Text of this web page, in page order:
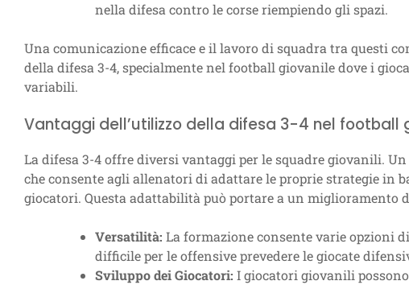
nella difesa contro le corse riempiendo gli spazi.
Una comunicazione efficace e il lavoro di squadra tra questi
della difesa 3-4, specialmente nel football giovanile dove i
variabili.
Vantaggi dell’utilizzo della difesa 3-4 nel football
La difesa 3-4 offre diversi vantaggi per le squadre giovanili.
che consente agli allenatori di adattare le proprie strategie in
giocatori. Questa adattabilità può portare a un miglioramento
Versatilità: La formazione consente varie opzioni
difficile per le offensive prevedere le giocate
Sviluppo dei Giocatori: I giocatori giovanili